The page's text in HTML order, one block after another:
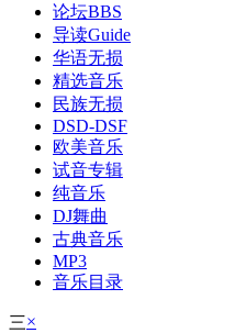
论坛BBS
导读Guide
华语无损
精选音乐
民族无损
DSD-DSF
欧美音乐
试音专辑
纯音乐
DJ舞曲
古典音乐
MP3
音乐目录
三×